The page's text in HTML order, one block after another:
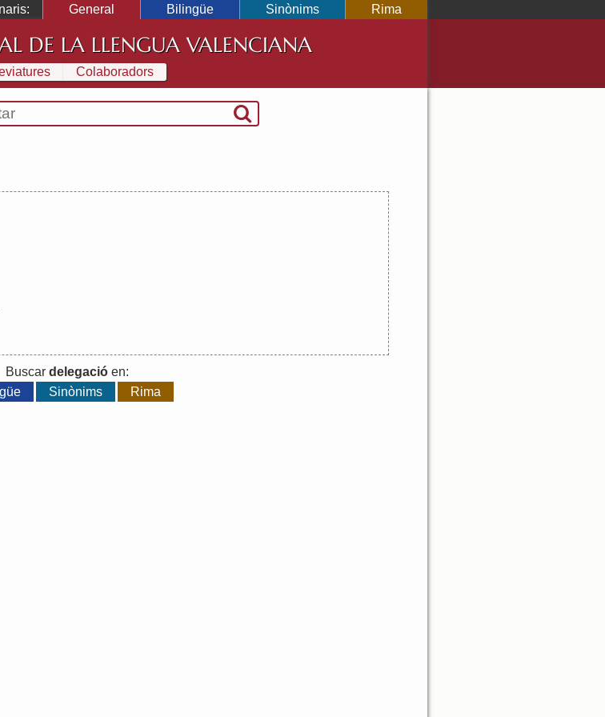
General Bilingüe Sinònims Rima
DE LA LLENGUA VALENCIANA
Colaboradors
Buscar delegació en:
Sinònims Rima